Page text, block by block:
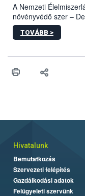
A Nemzeti
növényvédő szer –
engedélyokiratát
egészen a
érésű szőlőkben is
felhasználók számára
TOVÁBB >
Hivatalunk
Bemutatkozás
Szervezeti felépítés
Gazdálkodási adatok
Felügyeleti szervünk